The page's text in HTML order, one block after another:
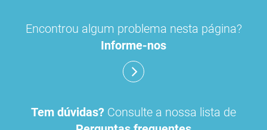
Encontrou algum problema nesta página?
Informe-nos
Tem dúvidas? Consulte a nossa lista de